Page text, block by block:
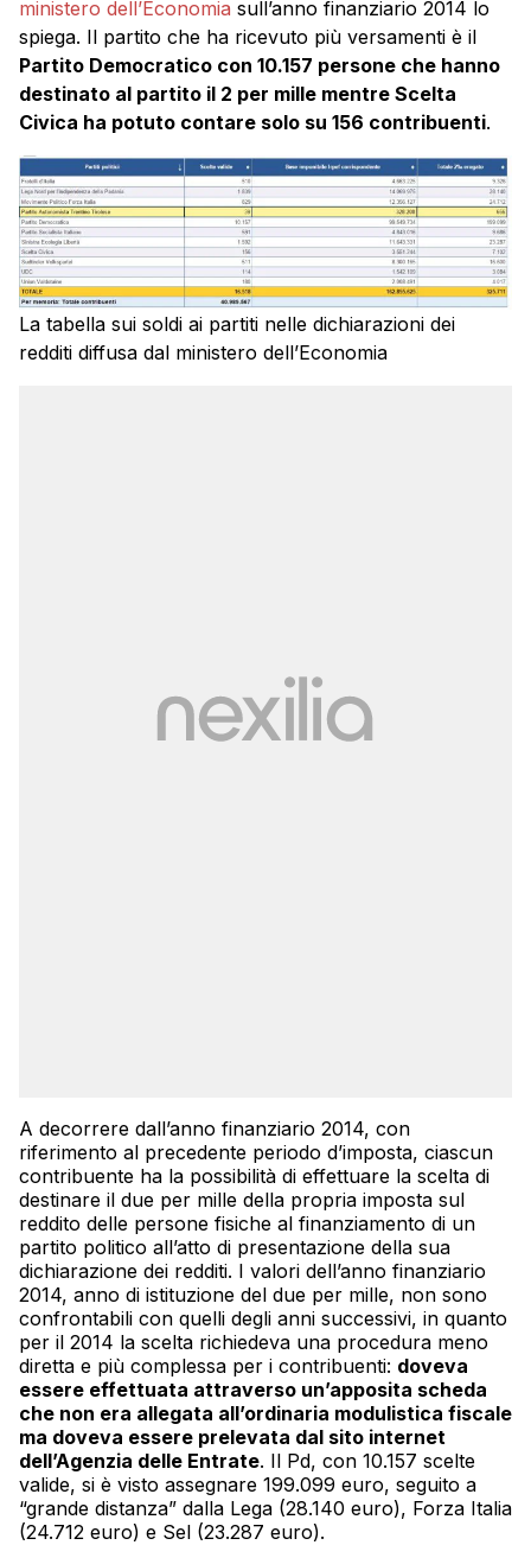
ministero dell’Economia sull’anno finanziario 2014 lo
spiega. Il partito che ha ricevuto più versamenti è il
Partito Democratico con 10.157 persone che hanno
destinato al partito il 2 per mille mentre Scelta
Civica ha potuto contare solo su 156 contribuenti.
La tabella sui soldi ai partiti nelle dichiarazioni dei
redditi diffusa dal ministero dell’Economia
A decorrere dall’anno finanziario 2014, con
riferimento al precedente periodo d’imposta, ciascun
contribuente ha la possibilità di effettuare la scelta di
destinare il due per mille della propria imposta sul
reddito delle persone fisiche al finanziamento di un
partito politico all’atto di presentazione della sua
dichiarazione dei redditi. I valori dell’anno finanziario
2014, anno di istituzione del due per mille, non sono
confrontabili con quelli degli anni successivi, in quanto
per il 2014 la scelta richiedeva una procedura meno
diretta e più complessa per i contribuenti: doveva
essere effettuata attraverso un’apposita scheda
che non era allegata all’ordinaria modulistica fiscale
ma doveva essere prelevata dal sito internet
dell’Agenzia delle Entrate. Il Pd, con 10.157 scelte
valide, si è visto assegnare 199.099 euro, seguito a
“grande distanza” dalla Lega (28.140 euro), Forza Italia
(24.712 euro) e Sel (23.287 euro).